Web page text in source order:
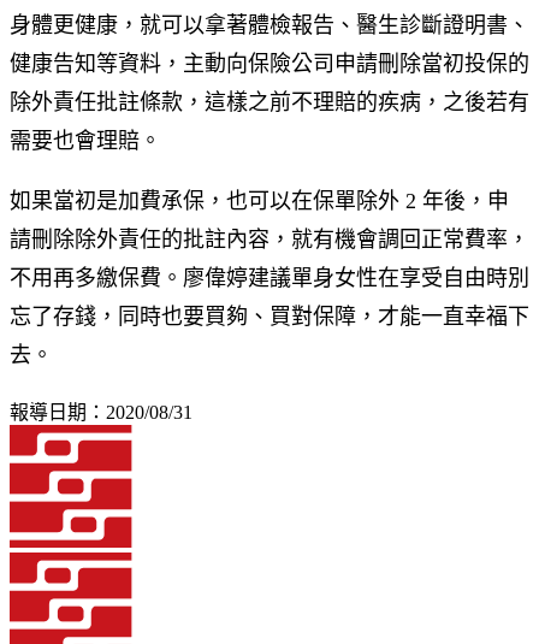
身體更健康，就可以拿著體檢報告、醫生診斷證明書、
健康告知等資料，主動向保險公司申請刪除當初投保的
除外責任批註條款，這樣之前不理賠的疾病，之後若有
需要也會理賠。
如果當初是加費承保，也可以在保單除外 2 年後，申
請刪除除外責任的批註內容，就有機會調回正常費率，
不用再多繳保費。廖偉婷建議單身女性在享受自由時別
忘了存錢，同時也要買夠、買對保障，才能一直幸福下
去。
報導日期：2020/08/31